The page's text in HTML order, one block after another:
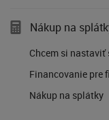
Nákup na
Chcem si nastaviť
Financovanie pre
Nákup na splátky